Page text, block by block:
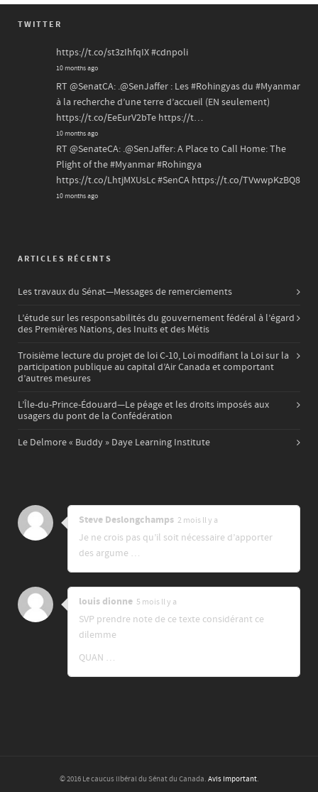
TWITTER
https://t.co/st3zIhfqIX#cdnpoli
10 months ago
RT @SenatCA: .@SenJaffer : Les#Rohingyasdu #Myanmar
à la recherche d’une terre d’accueil (EN seulement)
https://t.co/EeEurV2bTe https://t…
10 months ago
RT @SenateCA: .@SenJaffer: A Place to Call Home: The
Plight of the#Myanmar#Rohingya
https://t.co/LhtjMXUsLc#SenCA https://t.co/TVwwpKzBQ8
10 months ago
ARTICLES RÉCENTS
Les travaux du Sénat—Messages de remerciements
L’étude sur les responsabilités du gouvernement fédéral à l’égard
des Premières Nations, des Inuits et des Métis
Troisième lecture du projet de loi C-10, Loi modifiant la Loi sur la
participation publique au capital d’Air Canada et comportant
d’autres mesures
L’Île-du-Prince-Édouard—Le péage et les droits imposés aux
usagers du pont de la Confédération
Le Delmore « Buddy » Daye Learning Institute
Steve Deslongchamps 2 mois ll y a
Je ne crois pas qu’il soit nécessaire d’apporter
des argume …
louis dionne 5 mois ll y a
SVP prendre note de ce texte considérant ce
dilemme
QUAN …
© 2016 Le caucus libéral du Sénat du Canada. Avis Important.